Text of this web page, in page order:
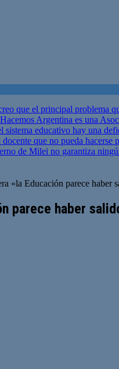
que el principal problema
Argentina es una
sistema educativo hay una
que no pueda hacerse
de Milei no garantiza
«la Educación parece haber
parece haber